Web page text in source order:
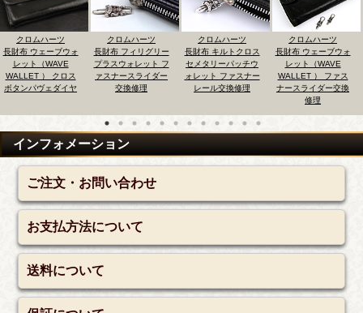
クロムハーツ
長財布 ウェーブウォ
レット（WAVE
WALLET ） クロス
ボタンパヴェダイヤ
クロムハーツ
長財布 フィリグリー
プラスウォレット フ
ァスナースライダー
交換修理
クロムハーツ
長財布 キルトクロス
セメタリーパッチウ
ォレット ファスナー
レール交換修理
クロムハーツ
長財布 ウェーブウォ
レット（WAVE
WALLET ） ファス
ナースライダー交換
修理
インフォメーション
ご注文・お問い合わせ
お支払方法について
送料について